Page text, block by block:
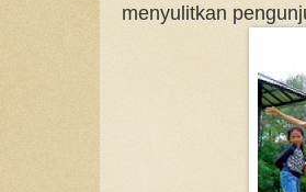
menyulitkan